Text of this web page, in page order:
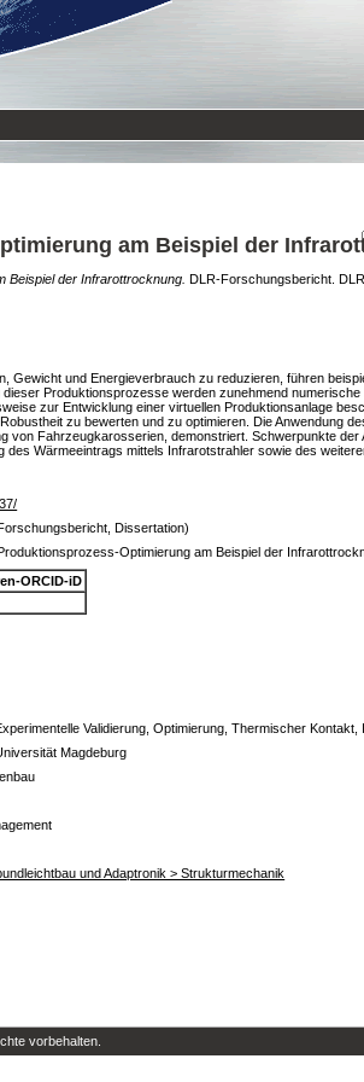
am Beispiel der
Beispiel der Infrarottrocknung. DLR-Forschungsbericht.
Gewicht und Energieverbrauch zu reduzieren, führen
Produktionsprozesse werden zunehmend
zur Entwicklung einer virtuellen Produktionsanlage
zu bewerten und zu optimieren. Die Anwendung
Fahrzeugkarosserien, demonstriert. Schwerpunkte der
des Wärmeeintrags mittels Infrarotstrahler sowie des
Dissertation)
Optimierung am Beispiel der
ORCID-iD
Validierung, Optimierung, Thermischer Kontakt,
Magdeburg
und Adaptronik > Strukturmechanik
vorbehalten.